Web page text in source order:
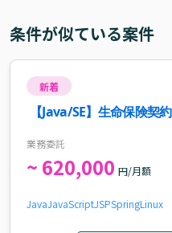
条件が似ている案件
新着
【Java/SE】生命保険契
業務委託
~ 620,000 円/月額
JavaJavaScriptJSPSpringLinux